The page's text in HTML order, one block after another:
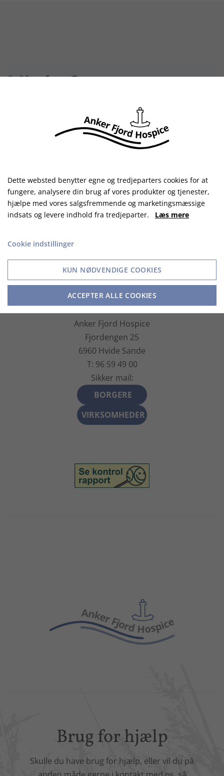
Mindeaften
Adresse
Anker Fjord Hospice
Fjordengen 25
6960 Hvide Sande
T: 96 59 49 00
Sikker mail:
BORGERE
VIRKSOMHEDER
Brug for hjælp
Skulle du have brug for hjælp, eller vil du på
Dette websted benytter egne og tredjeparters cookies for at
fungere, analysere din brug af vores produkter og tjenester,
hjælpe med vores salgsfremmende og marketingsmæssige
indsats og levere indhold fra tredjeparter. Læs mere
Cookie indstillinger
KUN NØDVENDIGE COOKIES
ACCEPTER ALLE COOKIES